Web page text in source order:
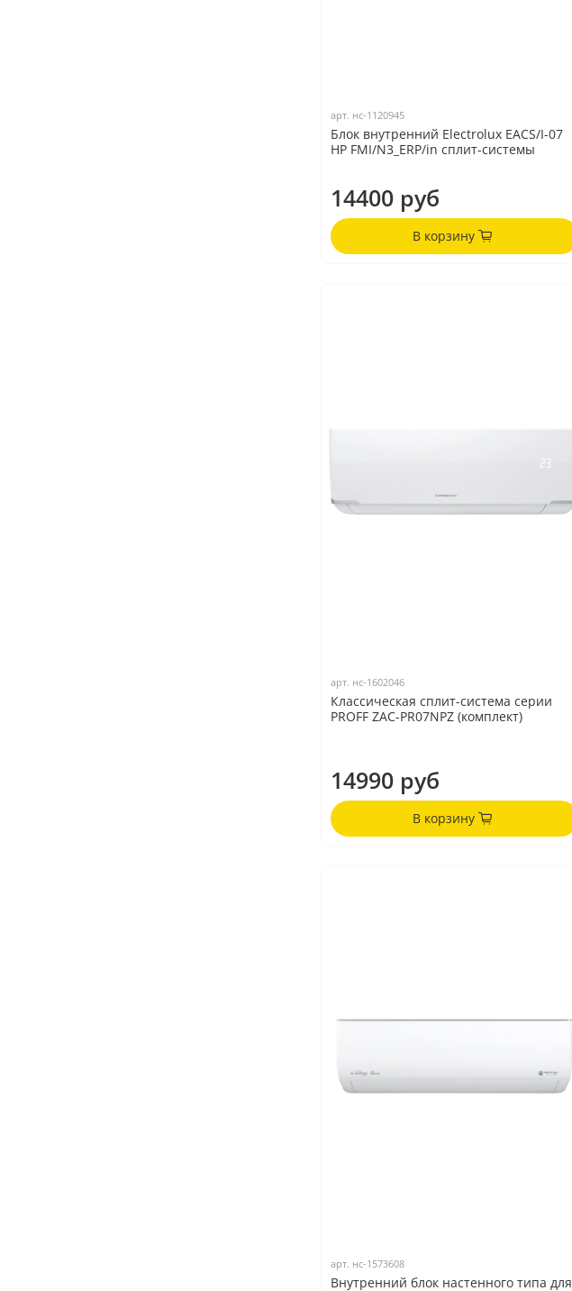
арт. нс-1120945
Блок внутренний Electrolux EACS/I-07
HP FMI/N3_ERP/in сплит-системы
14400 руб
В корзину
арт. нс-1602046
Классическая сплит-система серии
PROFF ZAC-PR07NPZ (комплект)
14990 руб
В корзину
арт. нс-1573608
Внутренний блок настенного типа для